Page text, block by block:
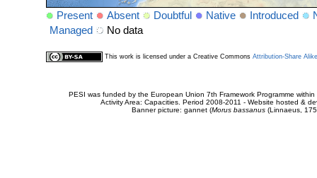
Present Absent Doubtful Native Introduced
Managed
No data
This work is licensed under a Creative Commons Attribution-Share
PESI was funded by the European Union 7th Framework Programme
Activity Area: Capacities. Period 2008-2011 - Website hosted &
Banner picture: gannet (Morus bassanus(Linnaeus,